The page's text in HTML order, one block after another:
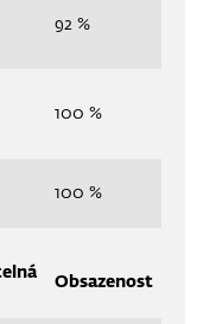
92 %
100 %
100 %
Obsazenost